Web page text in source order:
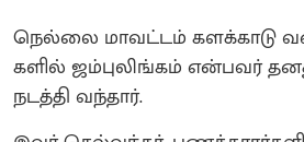
நெல்லை மாவட்டம் களக்காடு
களில் ஜம்புலிங்கம் என்பவர்
நடத்தி வந்தார்.